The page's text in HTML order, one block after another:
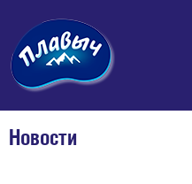
Новости